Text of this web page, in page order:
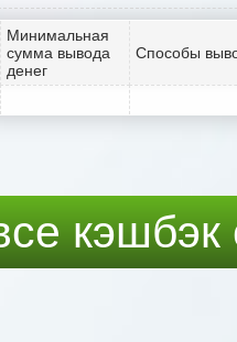
Минимальная
сумма вывода
денег
Способы